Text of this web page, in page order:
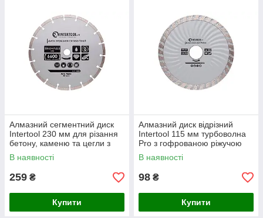
Алмазний сегментний диск
Intertool 230 мм для різання
бетону, каменю та цегли з
відведенням пилу, висота
кромки 7 мм
В наявності
259 ₴
Купити
Алмазний диск відрізний
Intertool 115 мм турбоволна
Pro з гофрованою ріжучою
кромкою для швидкого
різання каменю
В наявності
98 ₴
Купити